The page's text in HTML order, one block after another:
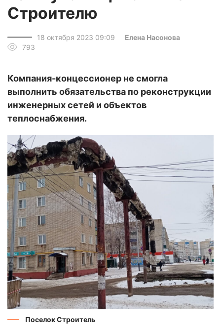
Строителю
18 октября 2023 09:09
Елена Насонова
793
Компания-концессионер не смогла
выполнить обязательства по реконструкции
инженерных сетей и объектов
теплоснабжения.
Поселок Строитель